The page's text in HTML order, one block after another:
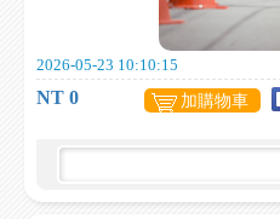
2026-05-23 10:10:15
NT 0 加購物車